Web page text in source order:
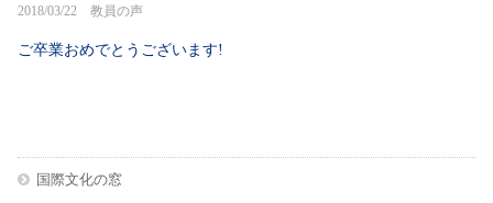
2018/03/22 教員の声
ご卒業おめでとうございます!
国際文化の窓